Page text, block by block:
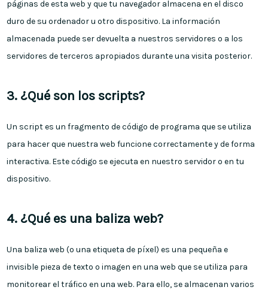
páginas de esta web y que tu navegador almacena en el disco
duro de su ordenador u otro dispositivo. La información
almacenada puede ser devuelta a nuestros servidores o a los
servidores de terceros apropiados durante una visita posterior.
3. ¿Qué son los scripts?
Un script es un fragmento de código de programa que se utiliza
para hacer que nuestra web funcione correctamente y de forma
interactiva. Este código se ejecuta en nuestro servidor o en tu
dispositivo.
4. ¿Qué es una baliza web?
Una baliza web (o una etiqueta de píxel) es una pequeña e
invisible pieza de texto o imagen en una web que se utiliza para
monitorear el tráfico en una web. Para ello, se almacenan varios